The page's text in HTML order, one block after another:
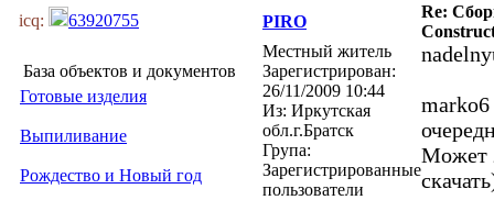
icq: 63920755
База объектов и документов
Готовые изделия
Выпиливание
Рождество и Новый год
PIRO
Re:
Местный житель
Зарегистрирован:
26/11/2009 10:44
Из: Иркутская
обл.г.Братск
Група:
Зарегистрированные
пользователи
Может